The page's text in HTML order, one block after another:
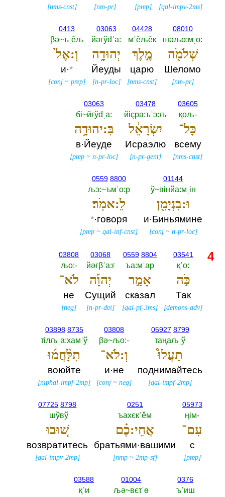
[qal-impv-2ms]
[prep]
[nm-pr]
[nms-cnst]
08010
шәљо:мˌо:‎
שְׁלֹמֹ֖ה
Шеломо
[nm-pr]
04428
мˈěљěк
מֶ֣לֶךְ
царю
[nms-cnst]
03063
йәғўđˈа:‎
יְהוּדָ֑ה
Йеуды
[n-pr-loc]
0413
βә~ъˌěљ
וְ:אֶל֙
и·*
[conj ~prep]
03605
қољ-‎
כָּל־
всему
[nms-cnst]
03478
йiçра:ъˈэ:љ
יִשְׂרָאֵ֔ל
Исраэлю
[n-pr-gent]
03063
бi~йғўđˌа:‎
בִּ:יהוּדָ֥ה
в·Йеуде
[prep ~n-pr-loc]
01144
ў~вiнйа:мˌiн
וּ:בִנְיָמִ֖ן
и·Биньямине
[conj~ n-pr-loc]
0559 8800
љэ:~ъмˈо:р
לֵ:אמֹֽר׃
*·говоря
[prep ~qal-inf-cnst]
03541
қˈо:‎
כֹּ֣ה
Так
[demons-adv]
0559 8804
ъа:мˈар
אָמַ֣ר
сказал
[qal-pf-3ms]
03068
йәғβˈа:ғ
יְהוָ֡ה
Сущий
[n-pr-dei]
03808
љо:-‎
לֹא־
не
[neg]
05927 8799
τаңаљˌў
תַעֲלוּ֩
поднимайтесь
[qal-impf-2mp]
03808
βә~љо:-‎
וְ:לֹא־
и·не
[conj ~neg]
03898 8735
τiлљˌа:хамˈў
תִלָּ֨חֲמ֜וּ
воюйте
[niphal-impf-2mp]
05973
ңiм-‎
עִם־
с
[prep]
0251
ъахєкˈěм
אֲחֵי:כֶ֗ם
братьями·вашими
[nmp~ 2mp-sf]
07725 8798
ˈшўвў
שׁ֚וּבוּ
возвратитесь
[qal-impv-2mp]
0376
ъˈиш
01004
љә~вєτˈө
03588
қˈи
4